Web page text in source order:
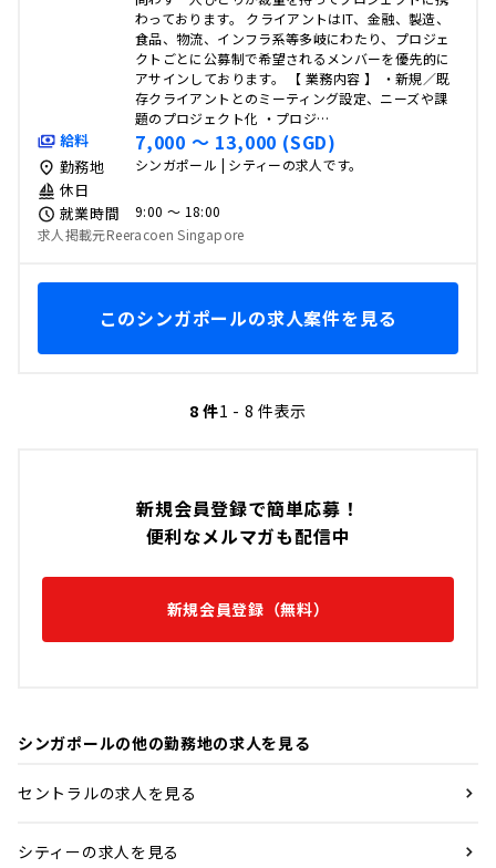
新規会員登録で簡単応募！
便利なメルマガも配信中
新規会員登録（無料）
シンガポールの他の勤務地の求人を見る
セントラルの求人を見る
シティーの求人を見る
わっております。 クライアントはIT、金融、製造、
食品、物流、インフラ系等多岐にわたり、プロジェ
クトごとに公募制で希望されるメンバーを優先的に
アサインしております。 【 業務内容 】 ・新規／既
存クライアントとのミーティング設定、ニーズや課
題のプロジェクト化 ・プロジ…
給料 7,000 〜 13,000 (SGD)
勤務地 シンガポール | シティーの求人です。
休日
就業時間
9:00 〜 18:00
求人掲載元Reeracoen Singapore
このシンガポールの求人案件を見る
8 件1 - 8 件表示